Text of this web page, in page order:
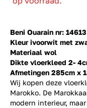
Beni Ouarain nr: 14613
Kleur ivoorwit met
Materiaal wol
Dikte vloerkleed 2-
Afmetingen 285cm x
Wij kopen deze
Marokko. De
modern interieur,